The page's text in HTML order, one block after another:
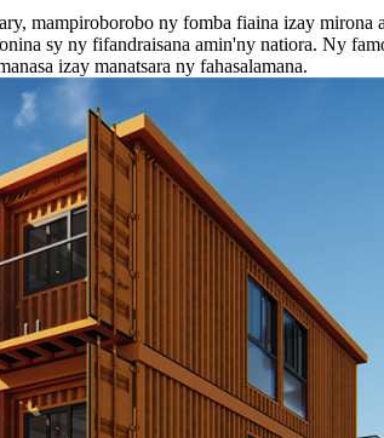
mampiroborobo ny fomba fiaina izay
sy ny fifandraisana amin'ny natiora. Ny
izay manatsara ny fahasalamana.